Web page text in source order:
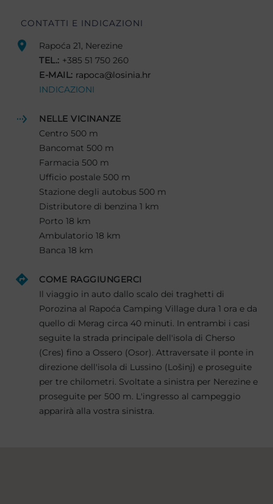
CONTATTI E INDICAZIONI
Rapoća 21, Nerezine
TEL.: +385 51 750 260
E-MAIL: rapoca@losinia.hr
INDICAZIONI
NELLE VICINANZE
Centro 500 m
Bancomat 500 m
Farmacia 500 m
Ufficio postale 500 m
Stazione degli autobus 500 m
Distributore di benzina 1 km
Porto 18 km
Ambulatorio 18 km
Banca 18 km
COME RAGGIUNGERCI
Il viaggio in auto dallo scalo dei traghetti di
Porozina al Rapoća Camping Village dura 1 ora e da
quello di Merag circa 40 minuti. In entrambi i casi
seguite la strada principale dell'isola di Cherso
(Cres) fino a Ossero (Osor). Attraversate il ponte in
direzione dell'isola di Lussino (Lošinj) e proseguite
per tre chilometri. Svoltate a sinistra per Nerezine e
proseguite per 500 m. L'ingresso al campeggio
apparirà alla vostra sinistra.